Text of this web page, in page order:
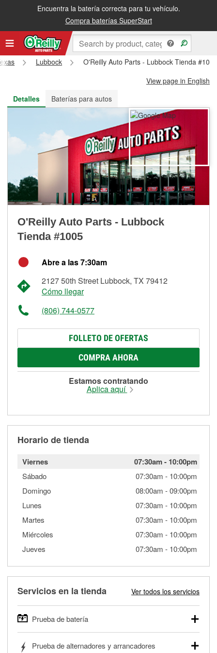
Encuentra la batería correcta para tu vehículo.
Compra baterías SuperStart
Recibe tu orden gratis al día siguiente o recógela en la tienda
Lubbock
O'Reilly Auto Parts - Lubbock Tienda
View page in English
Detalles
Baterías para autos
O'Reilly Auto Parts - Lubbock
Tienda #1005
Abre a las 7:30am
2127 50th Street Lubbock, TX 79412
Cómo llegar
(806) 744-0577
FOLLETO DE OFERTAS
COMPRA AHORA
Estamos contratando
Aplica aquí
Horario de tienda
Viernes 07:30am- 10:00pm
Sábado 07:30am - 10:00pm
Domingo
08:00am -09:00pm
Lunes
07:30am - 10:00pm
Martes
07:30am - 10:00pm
Miércoles
07:30am - 10:00pm
Jueves
07:30am - 10:00pm
Servicios en la tienda Ver todos los servicios
Prueba de batería
autos, camionetas, SUVs, vehículos comerciales y
Prueba de alternadores y arrancadores